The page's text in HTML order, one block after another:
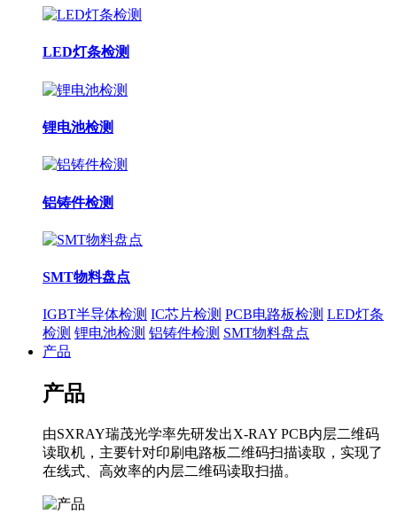
LED灯条检测
锂电池检测
铝铸件检测
SMT物料盘点
IGBT半导体检测 IC芯片检测 PCB电路板检测 LED灯条
检测 锂电池检测 铝铸件检测 SMT物料盘点
产品
产品
由SXRAY瑞茂光学率先研发出X-RAY PCB内层二维码
读取机，主要针对印刷电路板二维码扫描读取，实现了
在线式、高效率的内层二维码读取扫描。